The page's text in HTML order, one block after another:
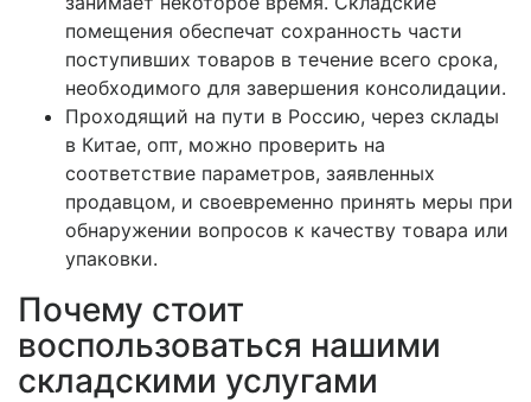
помещения обеспечат сохранность части
поступивших товаров в течение всего срока,
необходимого для завершения консолидации.
Проходящий на пути в Россию, через склады
в Китае, опт, можно проверить на
соответствие параметров, заявленных
продавцом, и своевременно принять меры при
обнаружении вопросов к качеству товара или
упаковки.
Почему стоит
воспользоваться нашими
складскими услугами